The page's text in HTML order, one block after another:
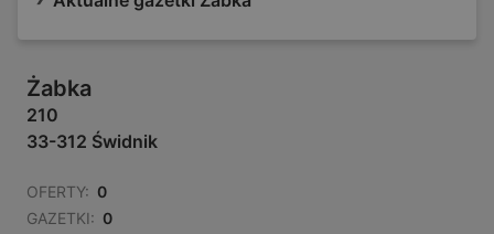
Żabka
210
33-312 Świdnik
OFERTY: 0
GAZETKI: 0